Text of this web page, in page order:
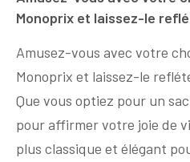
Monoprix et laissez-le
Amusez-vous avec votre
Monoprix et laissez-le
Que vous optiez pour un
pour affirmer votre joie de
plus classique et élégant